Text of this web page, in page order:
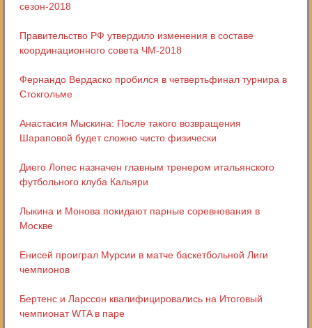
сезон-2018
Правительство РФ утвердило изменения в составе
координационного совета ЧМ-2018
Фернандо Вердаско пробился в четвертьфинал турнира в
Стокгольме
Анастасия Мыскина: После такого возвращения
Шараповой будет сложно чисто физически
Диего Лопес назначен главным тренером итальянского
футбольного клуба Кальяри
Лыкина и Монова покидают парные соревнования в
Москве
Енисей проиграл Мурсии в матче баскетбольной Лиги
чемпионов
Бертенс и Ларссон квалифицировались на Итоговый
чемпионат WTA в паре